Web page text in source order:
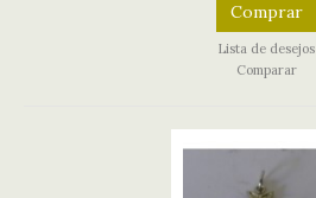
Comprar
Lista de desejos
Comparar